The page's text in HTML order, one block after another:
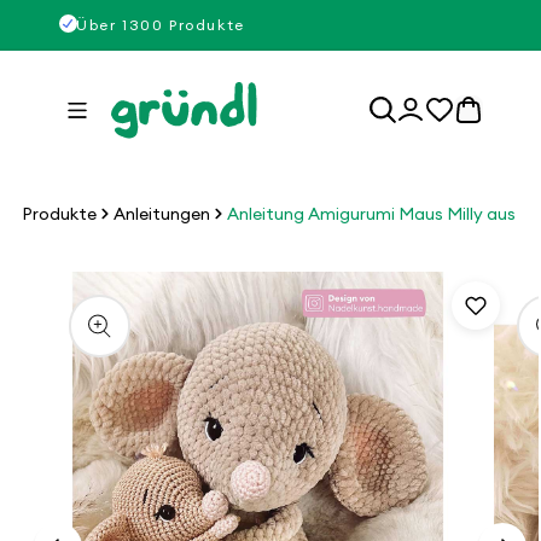
Direkt
zum
Über 1300 Produkte
Einloggen
0
Artikel
Produkte Anleitungen Anleitung Amigurumi Maus Milly aus